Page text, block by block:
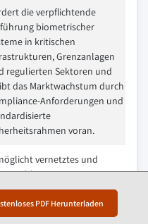
PDF Herunterladen
die verpflichtende
biometrischer
in kritischen
Grenzanlagen
regulierten Sektoren und
das Marktwachstum durch
Anforderungen und
voran.
vernetztes und
das
Überwachung,
und datengestützte